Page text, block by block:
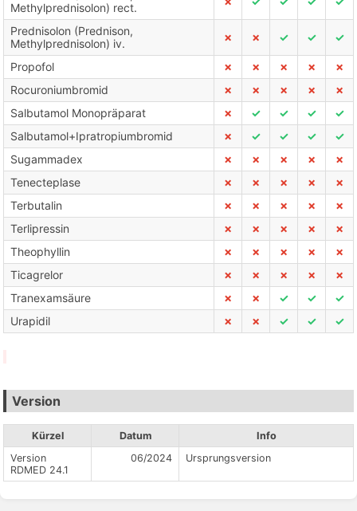
Methylprednisolon) rect.
Prednisolon (Prednison,
Methylprednisolon) iv.
✗ ✗ ✓ ✓ ✓
Propofol ✗ ✗ ✗ ✗
✗
Rocuroniumbromid
✗ ✗ ✗ ✗
✗
Salbutamol Monopräparat
✗ ✓ ✓ ✓
✓
Salbutamol+Ipratropiumbromid
✗ ✓ ✓ ✓
✓
Sugammadex
✗ ✗ ✗ ✗
✗
Tenecteplase
✗ ✗ ✗ ✗
✗
Terbutalin
✗ ✗ ✗ ✗
✗
Terlipressin
✗ ✗ ✗ ✗
✗
Theophyllin
✗ ✗ ✗ ✗
✗
Ticagrelor
✗ ✗ ✗ ✗
✗
Tranexamsäure
✗ ✗ ✓ ✓
✓
Urapidil
✗ ✗ ✓ ✓ ✓
Version
Kürzel Datum
Info
Version
RDMED 24.1
06/2024 Ursprungsversion